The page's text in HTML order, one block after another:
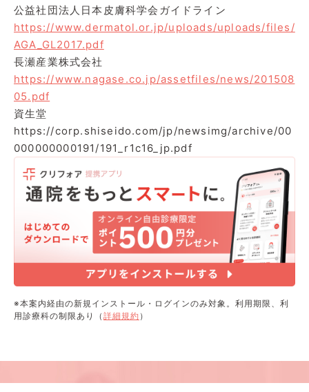
公益社団法人日本皮膚科学会ガイドライン
https://www.dermatol.or.jp/uploads/uploads/files/
AGA_GL2017.pdf
長瀬産業株式会社
https://www.nagase.co.jp/assetfiles/news/201508
05.pdf
資生堂
https://corp.shiseido.com/jp/newsimg/archive/00
000000000191/191_r1c16_jp.pdf
※本案内経由の新規インストール・ログインのみ対象。利用期限、利
用診療科の制限あり（ 詳細規約 ）